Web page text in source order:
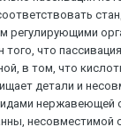
регулирующими
того, что
в том, что
детали и
нержавеющей
несовместимой